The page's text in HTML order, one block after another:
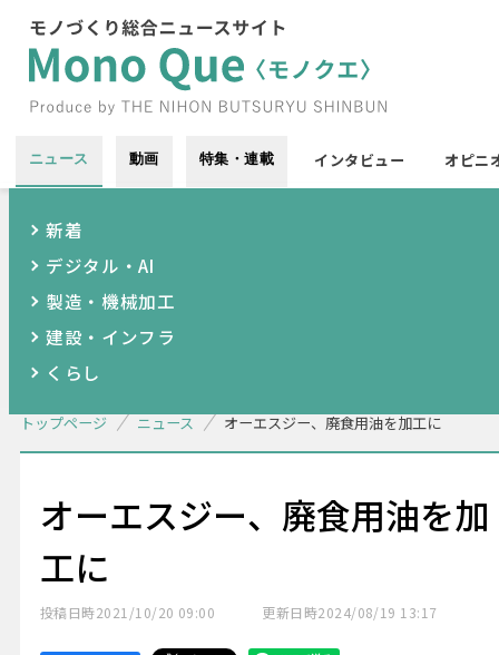
ニュース 動画 特集・連載 インタビュー オピニ
新着
デジタル・AI
製造・機械加工
建設・インフラ
くらし
トップページ ニュース オーエスジー、廃食用油を加工に
オーエスジー、廃食用油を加
工に
投稿日時2021/10/20 09:00 更新日時2024/08/19 13:17